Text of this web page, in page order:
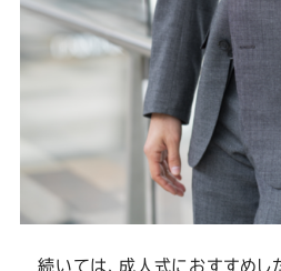
続いては、成人式におすすめし